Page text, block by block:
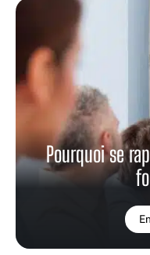
Pourquoi se